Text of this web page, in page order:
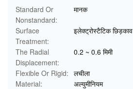
Standard Or
Nonstandard:
मानक
Surface
Treatment:
इलेक्ट्रोस्टैटिक छिड़काव
The Radial
Displacement:
0.2 ~ 0.6 मिमी
Flexible Or Rigid: लचीला
Material:
अल्युमीनियम